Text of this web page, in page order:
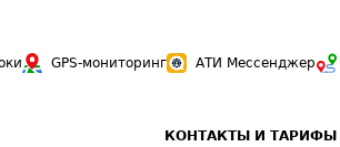
GPS-мониторинг АТИ Мессенджер
КОНТАКТЫ И ТАРИФЫ